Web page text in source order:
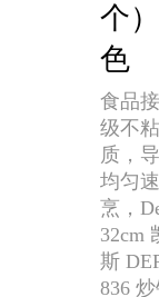
个
色
食品
级不
质，
均匀
烹，
32cm
斯
836